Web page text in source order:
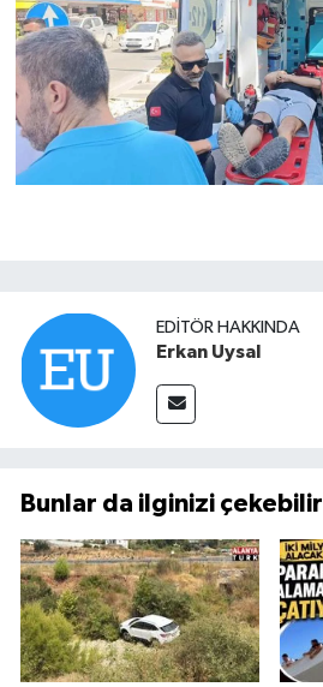
EDITÖR HAKKINDA
Erkan Uysal
Bunlar da ilginizi çekebilir